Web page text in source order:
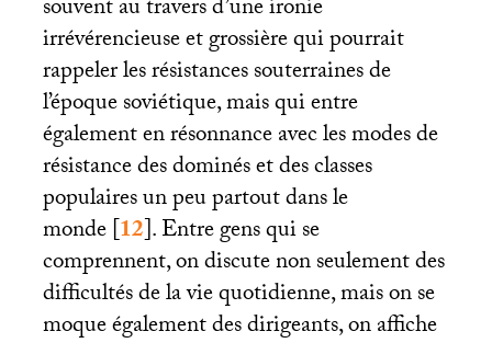
souvent au travers d’une ironie
irrévérencieuse et grossière qui pourrait
rappeler les résistances souterraines de
l’époque soviétique, mais qui entre
également en résonnance avec les modes de
résistance des dominés et des classes
populaires un peu partout dans le
monde[12]. Entre gens qui se
comprennent, on discute non seulement des
difficultés de la vie quotidienne, mais on se
moque également des dirigeants, on affiche